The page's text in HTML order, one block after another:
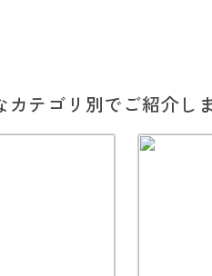
テゴリ別でご紹介し